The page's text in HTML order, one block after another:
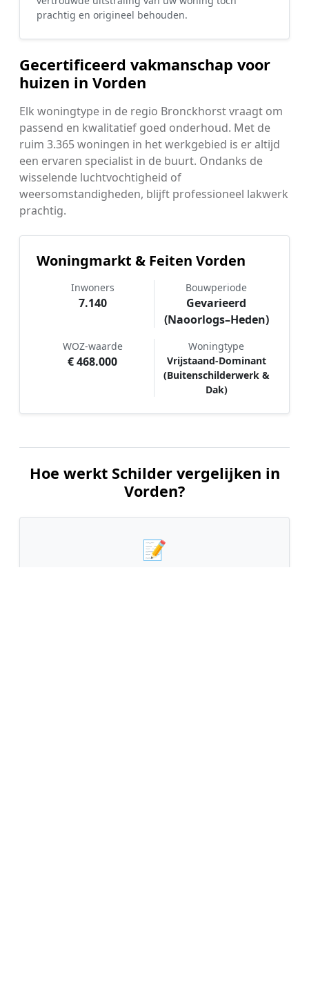
prachtig en origineel behouden.
Gecertificeerd vakmanschap voor
huizen in Vorden
Elk woningtype in de regio Bronckhorst vraagt om
passend en kwalitatief goed onderhoud. Met de
ruim 3.365 woningen in het werkgebied is er altijd
een ervaren specialist in de buurt. Ondanks de
wisselende luchtvochtigheid of
weersomstandigheden, blijft professioneel lakwerk
prachtig.
Woningmarkt & Feiten Vorden
Inwoners
7.140
Bouwperiode
Gevarieerd
(Naoorlogs–Heden)
WOZ-waarde
€ 468.000
Woningtype
Vrijstaand-Dominant
(Buitenschilderwerk &
Dak)
Hoe werkt Schilder vergelijken in
Vorden?
📝